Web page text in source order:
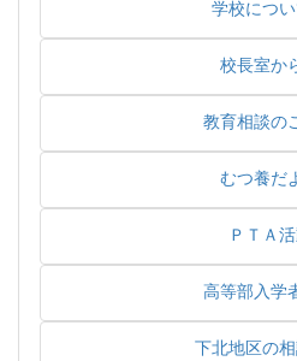
学校につ
校長室か
教育相談の
むつ養だ
ＰＴＡ
高等部入学
下北地区の